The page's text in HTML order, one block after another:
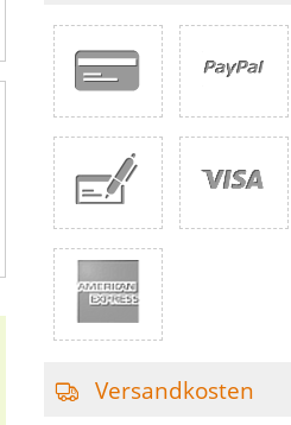
Versandkosten